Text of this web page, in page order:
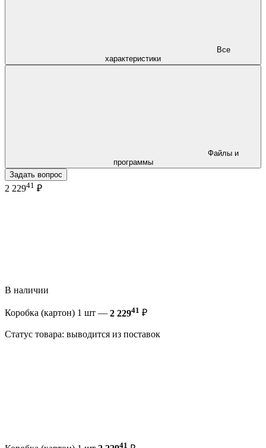
характеристики
программы
Задать вопрос
2 22941 ₽
В наличии
Коробка (картон) 1 шт — 2 22941 ₽
Статус товара: выводится из поставок
41